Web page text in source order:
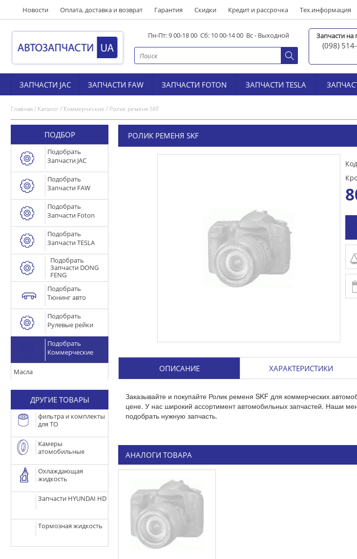
Новости Оплата, доставка и возврат Гарантия Скидки Кредит и рассрочка Тех.информация
Пн-Пт: 9 00-18 00 Сб: 10 00-14 00 Вс - Выходной Запчасти на
(098)
ЗАПЧАСТИ JAC ЗАПЧАСТИ FAW ЗАПЧАСТИ FOTON ЗАПЧАСТИ TESLA
Главная/ Каталог/ Коммерческие / Ролик ременя SKF
ПОДБОР
Подобрать
Запчасти JAC
Подобрать
Запчасти FAW
Подобрать
Запчасти Foton
Подобрать
Запчасти TESLA
Подобрать
Запчасти DONG
FENG
Подобрать
Тюнинг авто
Подобрать
Рулевые рейки
Подобрать
Коммерческие
Масла
ДРУГИЕ ТОВАРЫ
фильтра и комплекты
для ТО
Камеры
атомобильные
Охлаждающая
жидкость
Запчасти HYUNDAI HD
Тормозная жидкость
РОЛИК РЕМЕНЯ SKF
ОПИСАНИЕ ХАРАКТЕРИСТИКИ
Заказывайте и покупайте Ролик ременя SKF для коммерческих
цене. У нас широкий ассортимент автомобильных запчастей. Наши
подобрать нужную запчасть.
АНАЛОГИ ТОВАРА